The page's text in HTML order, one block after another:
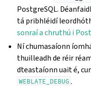
PostgreSQL.
tá pribhléidí
sonraí a chruthú i
Ní chumasaíonn
thuilleadh de réir
dteastaíonn uait é,
WEBLATE_DEBUG .